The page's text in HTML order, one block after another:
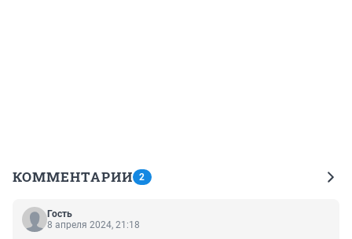
КОММЕНТАРИИ 2
Гость
8 апреля 2024, 21:18